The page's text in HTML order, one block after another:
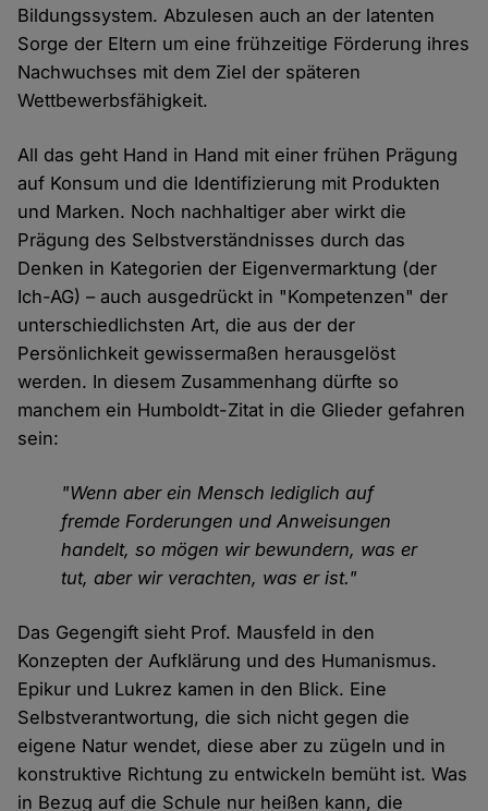
Bildungssystem. Abzulesen auch an der latenten
Sorge der Eltern um eine frühzeitige Förderung ihres
Nachwuchses mit dem Ziel der späteren
Wettbewerbsfähigkeit.
All das geht Hand in Hand mit einer frühen Prägung
auf Konsum und die Identifizierung mit Produkten
und Marken. Noch nachhaltiger aber wirkt die
Prägung des Selbstverständnisses durch das
Denken in Kategorien der Eigenvermarktung (der
Ich-AG) – auch ausgedrückt in "Kompetenzen" der
unterschiedlichsten Art, die aus der der
Persönlichkeit gewissermaßen herausgelöst
werden. In diesem Zusammenhang dürfte so
manchem ein Humboldt-Zitat in die Glieder gefahren
sein:
"Wenn aber ein Mensch lediglich auf
fremde Forderungen und Anweisungen
handelt, so mögen wir bewundern, was er
tut, aber wir verachten, was er ist."
Das Gegengift sieht Prof. Mausfeld in den
Konzepten der Aufklärung und des Humanismus.
Epikur und Lukrez kamen in den Blick. Eine
Selbstverantwortung, die sich nicht gegen die
eigene Natur wendet, diese aber zu zügeln und in
konstruktive Richtung zu entwickeln bemüht ist. Was
in Bezug auf die Schule nur heißen kann, die